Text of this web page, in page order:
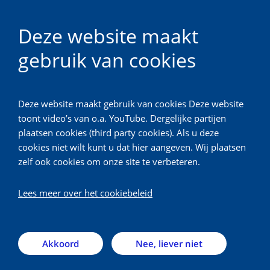
Deze website maakt
gebruik van cookies
Deze website maakt gebruik van cookies Deze website
toont video’s van o.a. YouTube. Dergelijke partijen
plaatsen cookies (third party cookies). Als u deze
cookies niet wilt kunt u dat hier aangeven. Wij plaatsen
zelf ook cookies om onze site te verbeteren.
Lees meer over het cookiebeleid
Akkoord Nee, liever niet
Vrijwilligerswerk
Terug
Hubert
Hubert werkt met veel plezier als vrijwilliger op de
vrijwilliger.